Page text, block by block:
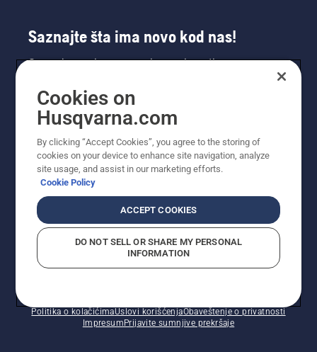
Saznajte šta ima novo kod nas!
Saznajte prvi sve o novim proizvodima,
Prijavite se na naš bilten ovde.
Politika o kolačićimaUslovi korišćenjaObaveštenje o privatnosti
Impresum Prijavite sumnjive prekršaje
Cookies on
Husqvarna.com
By clicking “Accept Cookies”, you agree to the storing of
cookies on your device to enhance site navigation, analyze
site usage, and assist in our marketing efforts.
Cookie Policy
ACCEPT COOKIES
DO NOT SELL OR SHARE MY PERSONAL
INFORMATION